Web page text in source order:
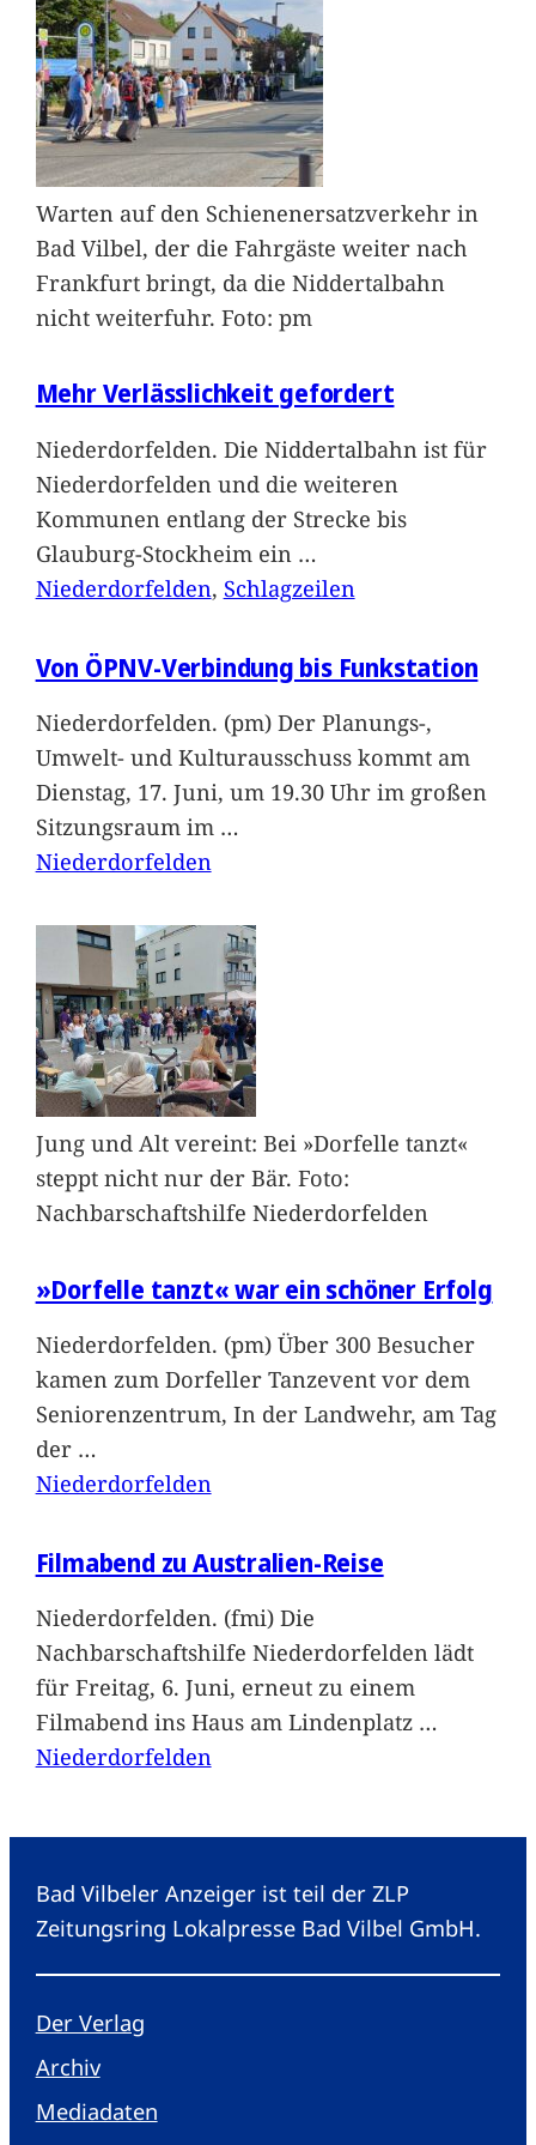
Warten auf den Schienenersatzverkehr in
Bad Vilbel, der die Fahrgäste weiter nach
Frankfurt bringt, da die Niddertalbahn
nicht weiterfuhr. Foto: pm
Mehr Verlässlichkeit gefordert
Niederdorfelden. Die Niddertalbahn ist für
Niederdorfelden und die weiteren
Kommunen entlang der Strecke bis
Glauburg-Stockheim ein …
Niederdorfelden, Schlagzeilen
Von ÖPNV-Verbindung bis Funkstation
Niederdorfelden. (pm) Der Planungs-,
Umwelt- und Kulturausschuss kommt am
Dienstag, 17. Juni, um 19.30 Uhr im großen
Sitzungsraum im …
Niederdorfelden
Jung und Alt vereint: Bei »Dorfelle tanzt«
steppt nicht nur der Bär. Foto:
Nachbarschaftshilfe Niederdorfelden
»Dorfelle tanzt« war ein schöner Erfolg
Niederdorfelden. (pm) Über 300 Besucher
kamen zum Dorfeller Tanzevent vor dem
Seniorenzentrum, In der Landwehr, am Tag
der …
Niederdorfelden
Filmabend zu Australien-Reise
Niederdorfelden. (fmi) Die
Nachbarschaftshilfe Niederdorfelden lädt
für Freitag, 6. Juni, erneut zu einem
Filmabend ins Haus am Lindenplatz …
Niederdorfelden
Bad Vilbeler Anzeiger ist teil der ZLP
Zeitungsring Lokalpresse Bad Vilbel GmbH.
Der Verlag
Archiv
Mediadaten